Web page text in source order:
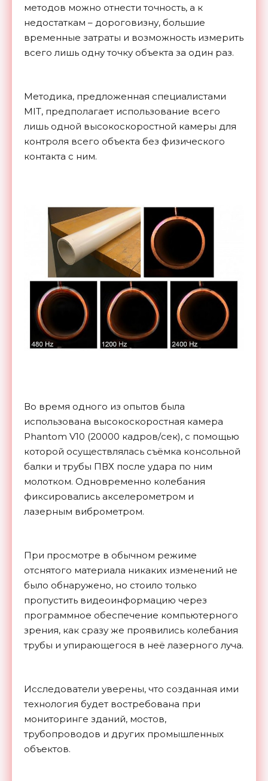
методов можно отнести точность, а к
недостаткам – дороговизну, большие
временные затраты и возможность измерить
всего лишь одну точку объекта за один раз.
Методика, предложенная специалистами
MIT, предполагает использование всего
лишь одной высокоскоростной камеры для
контроля всего объекта без физического
контакта с ним.
Во время одного из опытов была
использована высокоскоростная камера
Phantom V10 (20000 кадров/сек), с помощью
которой осуществлялась съёмка консольной
балки и трубы ПВХ после удара по ним
молотком. Одновременно колебания
фиксировались акселерометром и
лазерным виброметром.
При просмотре в обычном режиме
отснятого материала никаких изменений не
было обнаружено, но стоило только
пропустить видеоинформацию через
программное обеспечение компьютерного
зрения, как сразу же проявились колебания
трубы и упирающегося в неё лазерного луча.
Исследователи уверены, что созданная ими
технология будет востребована при
мониторинге зданий, мостов,
трубопроводов и других промышленных
объектов.